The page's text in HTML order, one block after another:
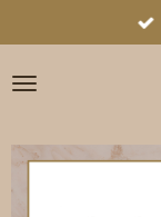
direct
naar